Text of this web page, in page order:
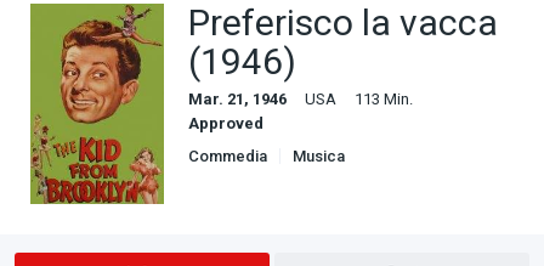
Preferisco la vacca
(1946)
Mar. 21, 1946 USA
113 Min.
Approved
Commedia
Musica